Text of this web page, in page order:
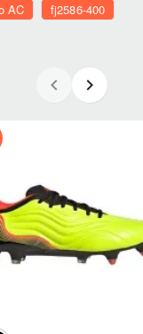
AC
fj2586-400